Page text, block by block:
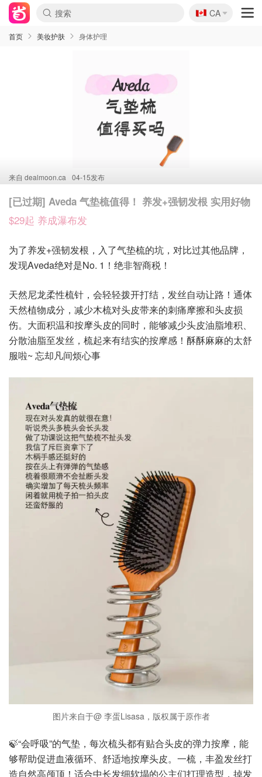
🇨🇦
CA
首页 美妆护肤 身体护理
来自 dealmoon.ca 04-15发布
[已过期] Aveda 气垫梳值得！ 养发+强韧发根 实用好物
$29起 养成瀑布发
为了养发+强韧发根，入了气垫梳的坑，对比过其他品牌，
发现Aveda绝对是No. 1！绝非智商税！
天然尼龙柔性梳针，会轻轻拨开打结，发丝自动让路！通体
天然植物成分，减少木梳对头皮带来的刺痛摩擦和头皮损
伤。大面积温和按摩头皮的同时，能够减少头皮油脂堆积、
分散油脂至发丝，梳起来有结实的按摩感！酥酥麻麻的太舒
服啦~ 忘却凡间烦心事
图片来自于@ 李蛋Lisasa，版权属于原作者
🍃“会呼吸”的气垫，每次梳头都有贴合头皮的弹力按摩，能
够帮助促进血液循环、舒适地按摩头皮。一梳，丰盈发丝打
造自然高颅顶！适合中长发细软塌的公主们打理造型，掉发